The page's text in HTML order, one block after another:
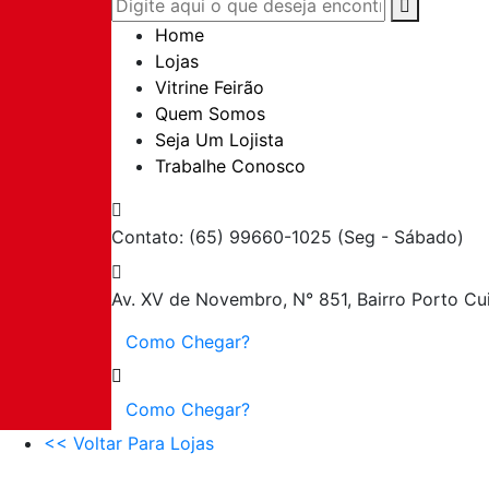
Home
Lojas
Vitrine Feirão
Quem Somos
Seja Um Lojista
Trabalhe Conosco
Contato: (65) 99660-1025 (Seg - Sábado)
Av. XV de Novembro, N° 851, Bairro Porto
Como Chegar?
Como Chegar?
<< Voltar Para Lojas